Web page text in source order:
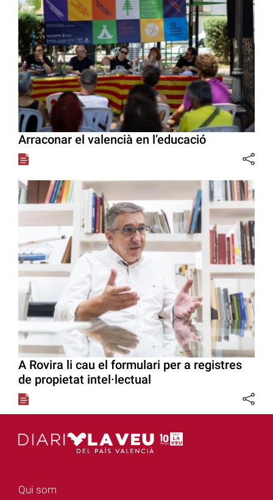
Arraconar el valencià en l’educació
A Rovira li cau el formulari per a registres
de propietat intel·lectual
Qui som